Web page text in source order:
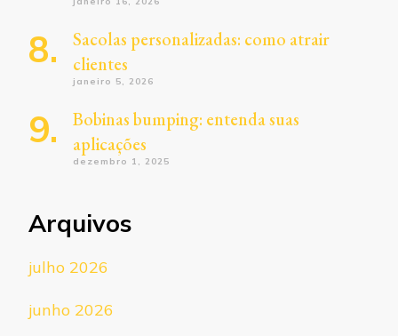
Sacolas personalizadas: como atrair
clientes
janeiro 5, 2026
Bobinas bumping: entenda suas
aplicações
dezembro 1, 2025
Arquivos
julho 2026
junho 2026